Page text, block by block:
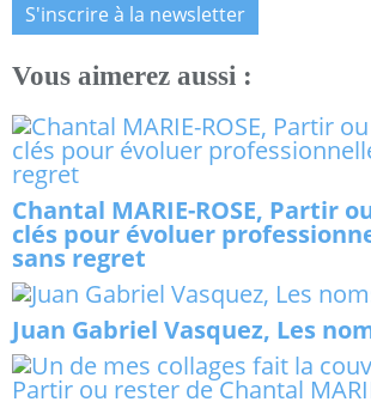
S'inscrire à la newsletter
Vous aimerez aussi :
Chantal MARIE-ROSE, Partir
clés pour évoluer
sans regret
Juan Gabriel Vasquez, Les